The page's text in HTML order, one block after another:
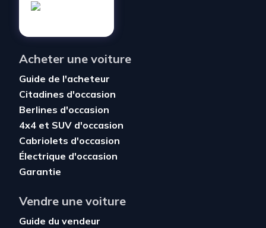
Acheter une voiture
Guide de l'acheteur
Citadines d'occasion
Berlines d'occasion
4x4 et SUV d'occasion
Cabriolets d'occasion
Électrique d'occasion
Garantie
Vendre une voiture
Guide du vendeur